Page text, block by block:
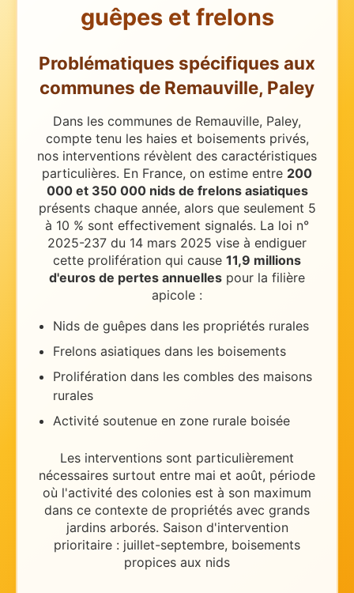
guêpes et frelons
Problématiques spécifiques aux
communes de Remauville, Paley
Dans les communes de Remauville, Paley,
compte tenu les haies et boisements privés,
nos interventions révèlent des caractéristiques
particulières. En France, on estime entre 200
000 et 350 000 nids de frelons asiatiques
présents chaque année, alors que seulement 5
à 10 % sont effectivement signalés. La loi n°
2025-237 du 14 mars 2025 vise à endiguer
cette prolifération qui cause 11,9 millions
d'euros de pertes annuelles pour la filière
apicole :
Nids de guêpes dans les propriétés rurales
Frelons asiatiques dans les boisements
Prolifération dans les combles des maisons
rurales
Activité soutenue en zone rurale boisée
Les interventions sont particulièrement
nécessaires surtout entre mai et août, période
où l'activité des colonies est à son maximum
dans ce contexte de propriétés avec grands
jardins arborés. Saison d'intervention
prioritaire : juillet-septembre, boisements
propices aux nids